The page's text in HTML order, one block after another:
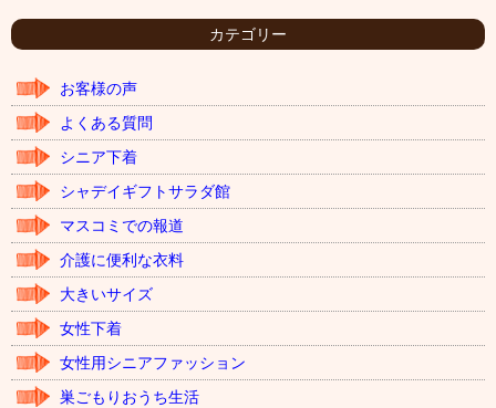
イ
カテゴリー
お客様の声
よくある質問
シニア下着
シャデイギフトサラダ館
マスコミでの報道
介護に便利な衣料
大きいサイズ
女性下着
女性用シニアファッション
巣ごもりおうち生活